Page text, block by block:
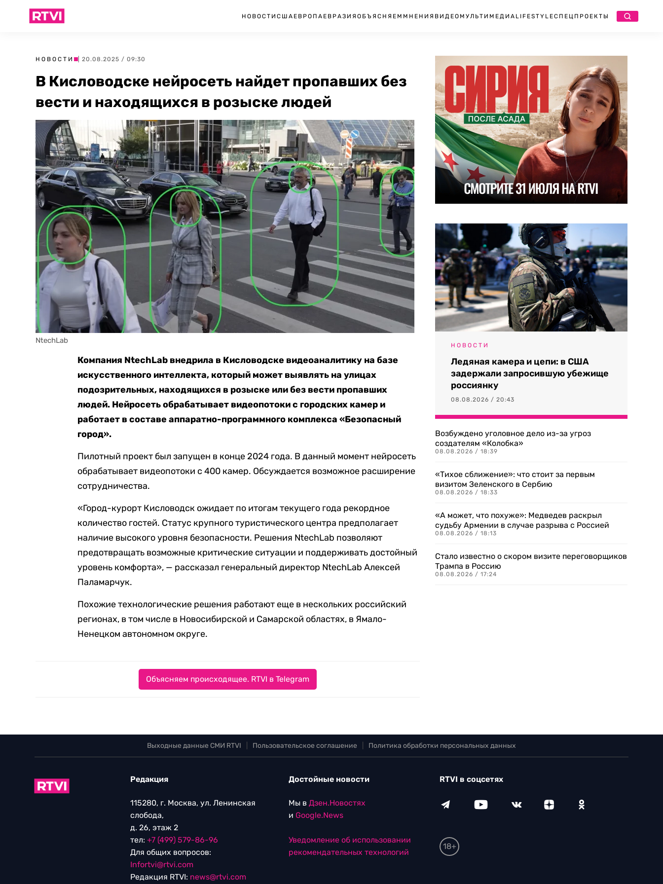
НОВОСТИ США ЕВРОПА ЕВРАЗИЯ ОБЪЯСНЯЕМ МНЕНИЯ ВИДЕО МУЛЬТИМЕДИА LIFESTYLEСПЕЦПРОЕКТЫ
НОВОСТИ | 20.08.2025 / 09:30
В Кисловодске нейросеть найдет пропавших без
вести и находящихся в розыске людей
NtechLab
Компания NtechLab внедрила в Кисловодске видеоаналитику на базе
искусственного интеллекта, который может выявлять на улицах
подозрительных, находящихся в розыске или без вести пропавших
людей. Нейросеть обрабатывает видеопотоки с городских камер и
работает в составе аппаратно-программного комплекса «Безопасный
город».
Пилотный проект был запущен в конце 2024 года. В данный момент нейросеть
обрабатывает видеопотоки с 400 камер. Обсуждается возможное расширение
сотрудничества.
«Город-курорт Кисловодск ожидает по итогам текущего года рекордное
количество гостей. Статус крупного туристического центра предполагает
наличие высокого уровня безопасности. Решения NtechLab позволяют
предотвращать возможные критические ситуации и поддерживать достойный
уровень комфорта», — рассказал генеральный директор NtechLab Алексей
Паламарчук.
Похожие технологические решения работают еще в нескольких российский
регионах, в том числе в Новосибирской и Самарской областях, в Ямало-
Ненецком автономном округе.
Объясняем происходящее. RTVI в Telegram
НОВОСТИ
Ледяная камера и цепи: в США
задержали запросившую убежище
россиянку
08.08.2026 / 20:43
Возбуждено уголовное дело из-за угроз
создателям «Колобка»
08.08.2026 / 18:39
«Тихое сближение»: что стоит за первым
визитом Зеленского в Сербию
08.08.2026 / 18:33
«А может, что похуже»: Медведев раскрыл
судьбу Армении в случае разрыва с Россией
08.08.2026 / 18:13
Стало известно о скором визите переговорщиков
Трампа в Россию
08.08.2026 / 17:24
Выходные данные СМИ RTVI Пользовательское соглашение Политика обработки персональных данных
Редакция
115280, г. Москва, ул. Ленинская
слобода,
д. 26, этаж 2
тел: +7 (499) 579-86-96
Для общих вопросов:
Infortvi@rtvi.com
Редакция RTVI: news@rtvi.com
Достойные новости
Мы в Дзен.Новостях
и Google.News
Уведомление об использовании
рекомендательных технологий
RTVI в соцсетях
18+